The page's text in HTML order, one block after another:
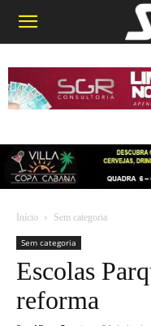
Início Sem categoria
Sem categoria
Escolas
reforma